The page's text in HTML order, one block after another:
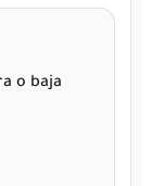
o baja